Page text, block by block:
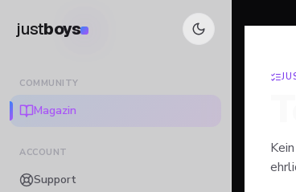
justboys
COMMUNITY
Magazin
ACCOUNT
Support